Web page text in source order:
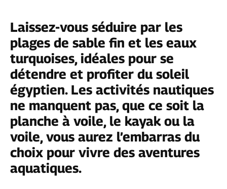
Laissez-vous séduire par les
plages de sable fin et les eaux
turquoises, idéales pour se
détendre et profiter du soleil
égyptien. Les activités nautiques
ne manquent pas, que ce soit la
planche à voile, le kayak ou la
voile, vous aurez l’embarras du
choix pour vivre des aventures
aquatiques.